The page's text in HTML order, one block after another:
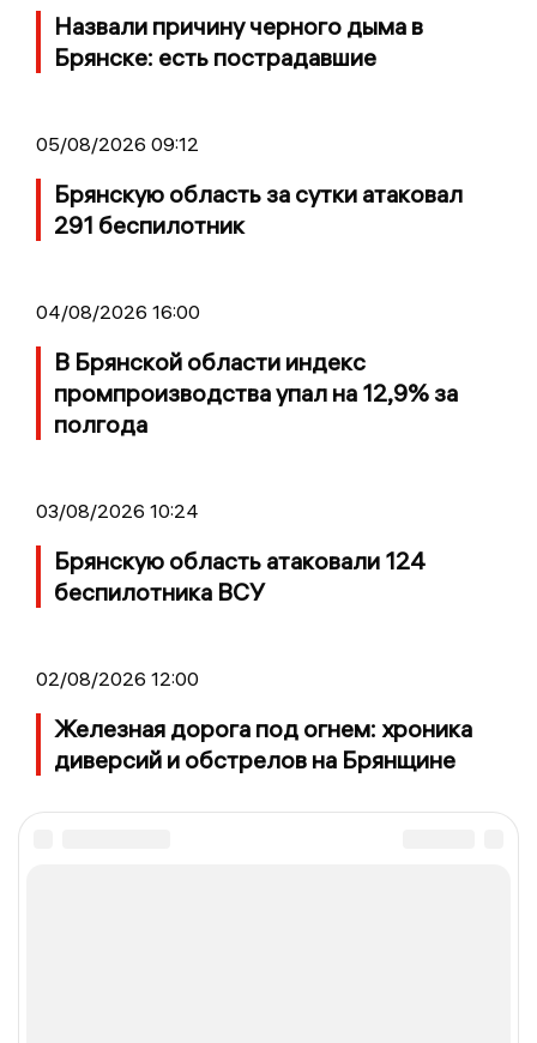
Назвали причину черного дыма в
Брянске: есть пострадавшие
05/08/2026 09:12
Брянскую область за сутки атаковал
291 беспилотник
04/08/2026 16:00
В Брянской области индекс
промпроизводства упал на 12,9% за
полгода
03/08/2026 10:24
Брянскую область атаковали 124
беспилотника ВСУ
02/08/2026 12:00
Железная дорога под огнем: хроника
диверсий и обстрелов на Брянщине